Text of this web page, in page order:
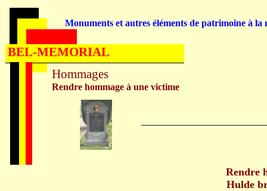
Rendre
Hulde
Hommages
Rendre hommage à une victime
Monuments et autres éléments de patrimoine à la
BEL-MEMORIAL